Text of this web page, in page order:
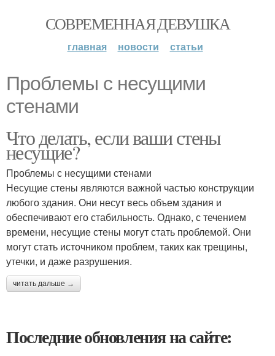
СОВРЕМЕННАЯ ДЕВУШКА
главная новости статьи
Проблемы с несущими
стенами
Что делать, если ваши стены
несущие?
Проблемы с несущими стенами
Несущие стены являются важной частью конструкции
любого здания. Они несут весь объем здания и
обеспечивают его стабильность. Однако, с течением
времени, несущие стены могут стать проблемой. Они
могут стать источником проблем, таких как трещины,
утечки, и даже разрушения.
читать дальше →
Последние обновления на сайте: